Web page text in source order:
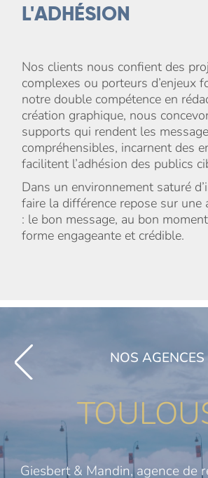
L'ADH ÉSION
Nos clients nous confient des
complexes ou porteurs d’enjeux
notre double compétence en
création graphique, nous
supports qui rendent les
compréhensibles, incarnent des
facilitent l’adhésion des publics
Dans un environnement saturé
faire la différence repose sur une
: le bon message, au bon
forme engageante et crédible.
NOS AGENCES
Giesbert & Mandin, agence de